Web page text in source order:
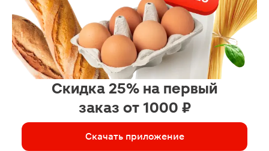
Скидка 25% на первый
заказ от 1000 ₽
Скачать приложение